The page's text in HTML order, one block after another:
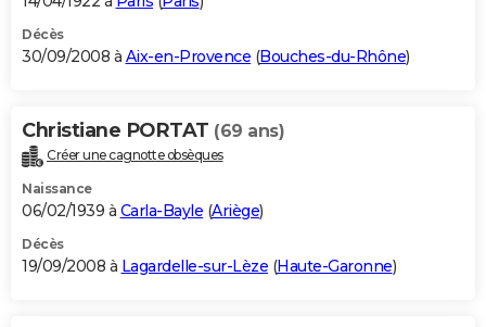
Décès
30/09/2008 à Aix-en-Provence (Bouches-du-Rhône)
Christiane PORTAT (69 ans)
Créer une cagnotte obsèques
Naissance
06/02/1939 à Carla-Bayle (Ariège)
Décès
19/09/2008 à Lagardelle-sur-Lèze (Haute-Garonne)